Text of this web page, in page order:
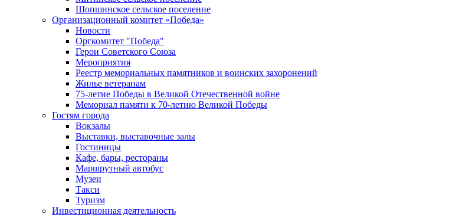
Шопшинское сельское поселение
Организационный комитет «Победа»
Новости
Оргкомитет "Победа"
Герои Советского Союза
Мероприятия
Реестр мемориальных памятников и воинских захоронений
Жилье ветеранам
75-летие Победы в Великой Отечественной войне
Мемориал памяти к 70-летию Великой Победы
Гостям города
Вокзалы
Выставки, выставочные залы
Гостиницы
Кафе, бары, рестораны
Маршрутный автобус
Музеи
Такси
Туризм
Инвестиционная деятельность